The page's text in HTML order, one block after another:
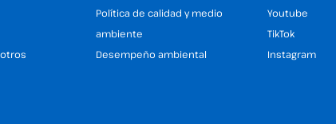
Política de calidad y medio
ambiente
Desempeño ambiental
Youtube
TikTok
Instagram